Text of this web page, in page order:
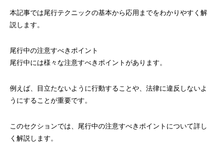
本記事では尾行テクニックの基本から応用までをわかりやすく解
説します。
尾行中の注意すべきポイント
尾行中には様々な注意すべきポイントがあります。
例えば、目立たないように行動することや、法律に違反しないよ
うにすることが重要です。
このセクションでは、尾行中の注意すべきポイントについて詳し
く解説します。